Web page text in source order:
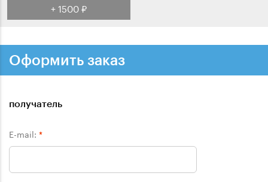
+ 1500 ₽
Оформить заказ
получатель
E-mail: *